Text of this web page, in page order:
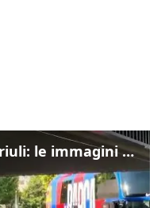
Il Barcellona sbarca in Friuli: le immagini dell'arrivo in albergo